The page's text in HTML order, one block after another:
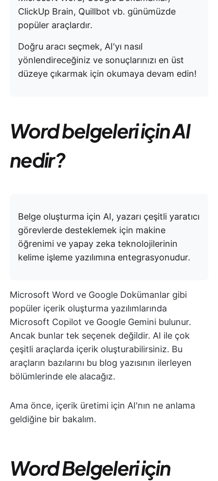
ClickUp Brain, Quillbot vb. günümüzde
popüler araçlardır.
Doğru aracı seçmek, AI'yı nasıl
yönlendireceğiniz ve sonuçlarınızı en üst
düzeye çıkarmak için okumaya devam edin!
Word belgeleri için AI
nedir?
Belge oluşturma için AI, yazarı çeşitli yaratıcı
görevlerde desteklemek için makine
öğrenimi ve yapay zeka teknolojilerinin
kelime işleme yazılımına entegrasyonudur.
Microsoft Word ve Google Dokümanlar gibi
popüler içerik oluşturma yazılımlarında
Microsoft Copilot ve Google Gemini bulunur.
Ancak bunlar tek seçenek değildir. AI ile çok
çeşitli araçlarda içerik oluşturabilirsiniz. Bu
araçların bazılarını bu blog yazısının ilerleyen
bölümlerinde ele alacağız.
Ama önce, içerik üretimi için AI'nın ne anlama
geldiğine bir bakalım.
Word Belgeleri için